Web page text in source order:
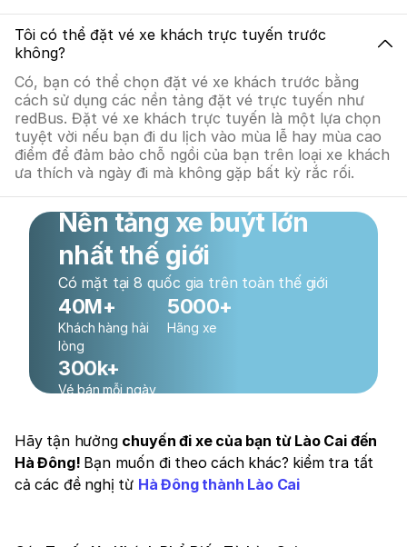
Tôi có thể đặt vé xe khách trực tuyến trước
không?
Có, bạn có thể chọn đặt vé xe khách trước bằng
cách sử dụng các nền tảng đặt vé trực tuyến như
redBus. Đặt vé xe khách trực tuyến là một lựa chọn
tuyệt vời nếu bạn đi du lịch vào mùa lễ hay mùa cao
điểm để đảm bảo chỗ ngồi của bạn trên loại xe khách
ưa thích và ngày đi mà không gặp bất kỳ rắc rối.
Nền tảng xe buýt lớn
nhất thế giới
Có mặt tại 8 quốc gia trên toàn thế giới
40M+
Khách hàng hài
lòng
5000+
Hãng xe
300k+
Vé bán mỗi ngày
Hãy tận hưởng chuyến đi xe của bạn từ Lào Cai đến
Hà Đông! Bạn muốn đi theo cách khác? kiểm tra tất
cả các đề nghị từ Hà Đông thành Lào Cai